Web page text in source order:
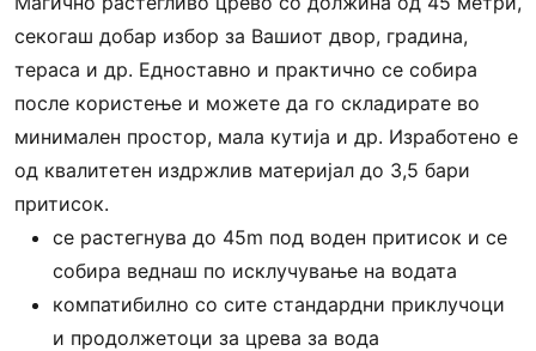
секогаш добар избор за Вашиот двор, градина,
тераса и др. Едноставно и практично се собира
после користење и можете да го складирате во
минимален простор, мала кутија и др. Изработено е
од квалитетен издржлив материјал до 3,5 бари
притисок.
се растегнува до 45m под воден притисок и се
собира веднаш по исклучување на водата
компатибилно со сите стандардни приклучоци
и продолжетоци за црева за вода